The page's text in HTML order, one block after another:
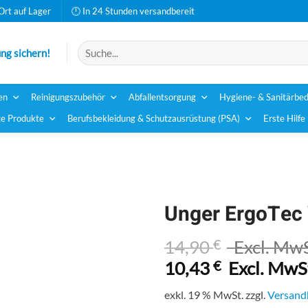
auf Lager 🕛 In 24 Stunden versandbereit
sichern!
Suchen
nach:
Reinigungszubehör Abfallentsorgung Hygiene- &
Produkte Berufsbekleidung & Schutzausrüstung (PSA) Erste Hilfe
Unger
14,90€
Excl.
10,43 € Excl.
exkl. 19 % MwSt.zzgl.